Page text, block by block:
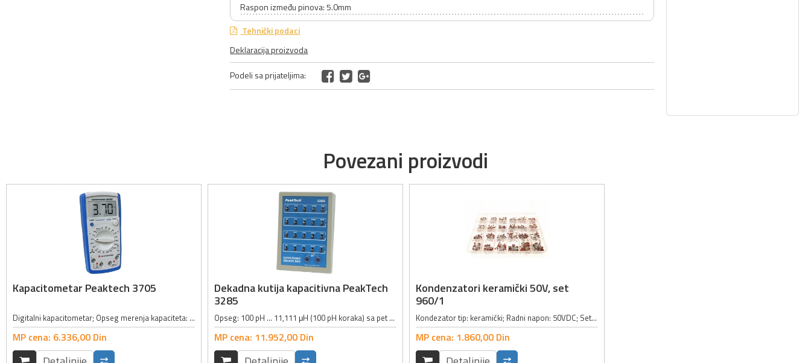
Raspon između pinova: 5.0mm
Tehnički podaci
Deklaracija proizvoda
Podeli sa prijateljima:
Povezani proizvodi
Kapacitometar Peaktech 3705
Digitalni kapacitometar; Opseg merenja kapaciteta: 200pF, 2nF, 20nF, 200nF, 2µF, 20µF, 200µF, 2mF, 20mF; Tačnost merenja kapaciteta: ±0.5% + 10 cifara; Opseg merenja otpornosti: 20Ω, 200Ω, 2kΩ, 20kΩ, 200kΩ, 2MΩ, 20MΩ, 200MΩ,...
MP cena: 6.336,00 Din
Dekadna kutija kapacitivna PeakTech
3285
Opseg: 100 pH ... 11,111 μH (100 pH koraka) sa pet dekada; Tačnost: 5% na 1 kHz; Maksimalni strujni limit: 100 mA DC/AC; Permanentna idnuktivnost: 0.6 μH; Dimenzije: 140 x 190 x 80mm; Masa: 350g;
MP cena: 11.952,00 Din
Kondenzatori keramički 50V, set
960/1
Kondezator tip: keramički; Radni napon: 50VDC; Set sadrži: 960 kondezatora (po 40 kondezatora u 24 različite vrednosti);
MP cena: 1.860,00 Din